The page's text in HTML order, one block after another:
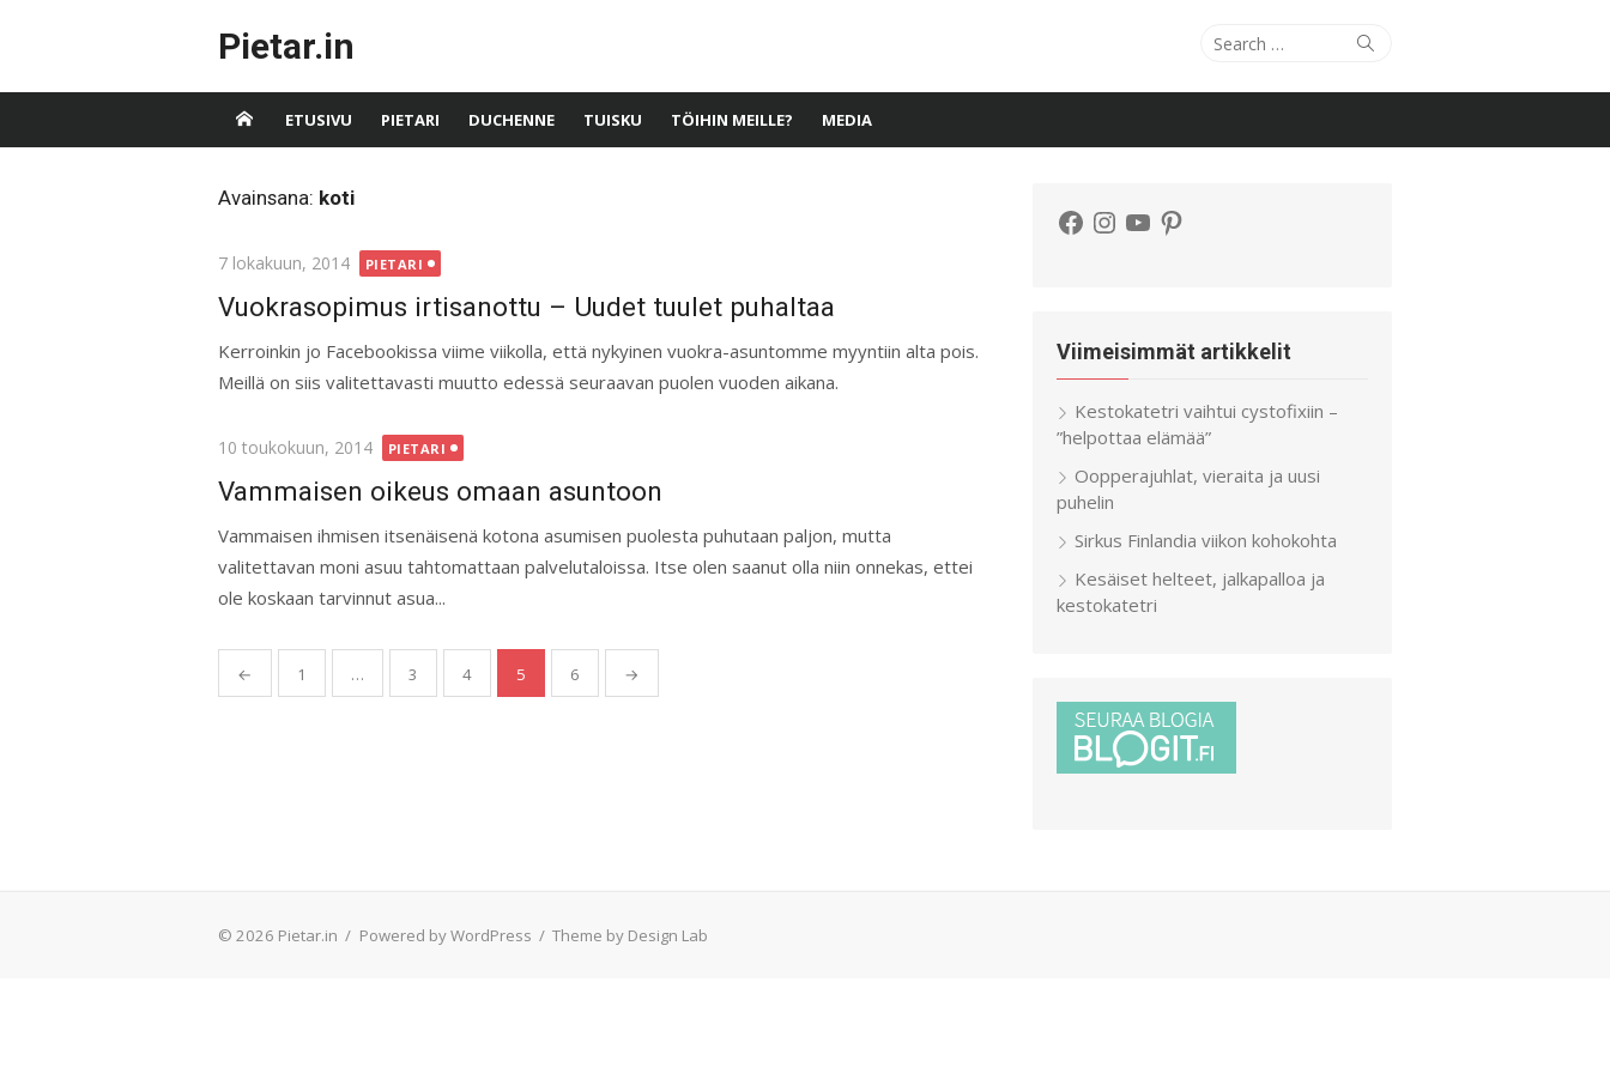
Pietar.in
Search
Search
ETUSIVU PIETARI DUCHENNE TUISKU TÖIHIN MEILLE? MEDIA
Avainsana: koti
Posted
7 lokakuun, 2014 PIETARI
Vuokrasopimus irtisanottu – Uudet tuulet puhaltaa
Kerroinkin jo Facebookissa viime viikolla, että nykyinen vuokra-asuntomme myyntiin alta pois.
Meillä on siis valitettavasti muutto edessä seuraavan puolen vuoden aikana.
Posted
10 toukokuun, 2014 PIETARI
Vammaisen oikeus omaan asuntoon
Vammaisen ihmisen itsenäisenä kotona asumisen puolesta puhutaan paljon, mutta
valitettavan moni asuu tahtomattaan palvelutaloissa. Itse olen saanut olla niin onnekas, ettei
ole koskaan tarvinnut asua...
Artikkelien
sivutus
← 1 … 3 4 5 6 →
Facebook
Instagram
YouTubePinterest
Viimeisimmät artikkelit
Kestokatetri vaihtui cystofixiin –
”helpottaa elämää”
Oopperajuhlat, vieraita ja uusi
puhelin
Sirkus Finlandia viikon kohokohta
Kesäiset helteet, jalkapalloa ja
kestokatetri
© 2026 Pietar.in / Powered by WordPress / Theme by Design Lab